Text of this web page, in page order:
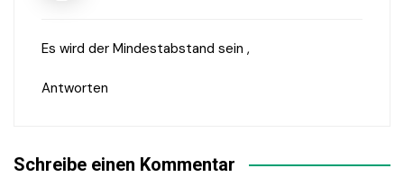
Es wird der Mindestabstand sein ,
Antworten
Schreibe einen Kommentar